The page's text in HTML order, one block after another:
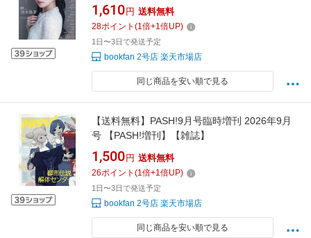
1,610 円 送料無料
28ポイント (1倍+1倍UP)
1日〜3日で発送予定
bookfan 2号店 楽天市場店
同じ商品を安い順で見る
【送料無料】PASH!9月号臨時増刊 2026年9月
号 【PASH!増刊】【雑誌】
1,500 円 送料無料
26ポイント (1倍+1倍UP)
1日〜3日で発送予定
bookfan 2号店 楽天市場店
同じ商品を安い順で見る